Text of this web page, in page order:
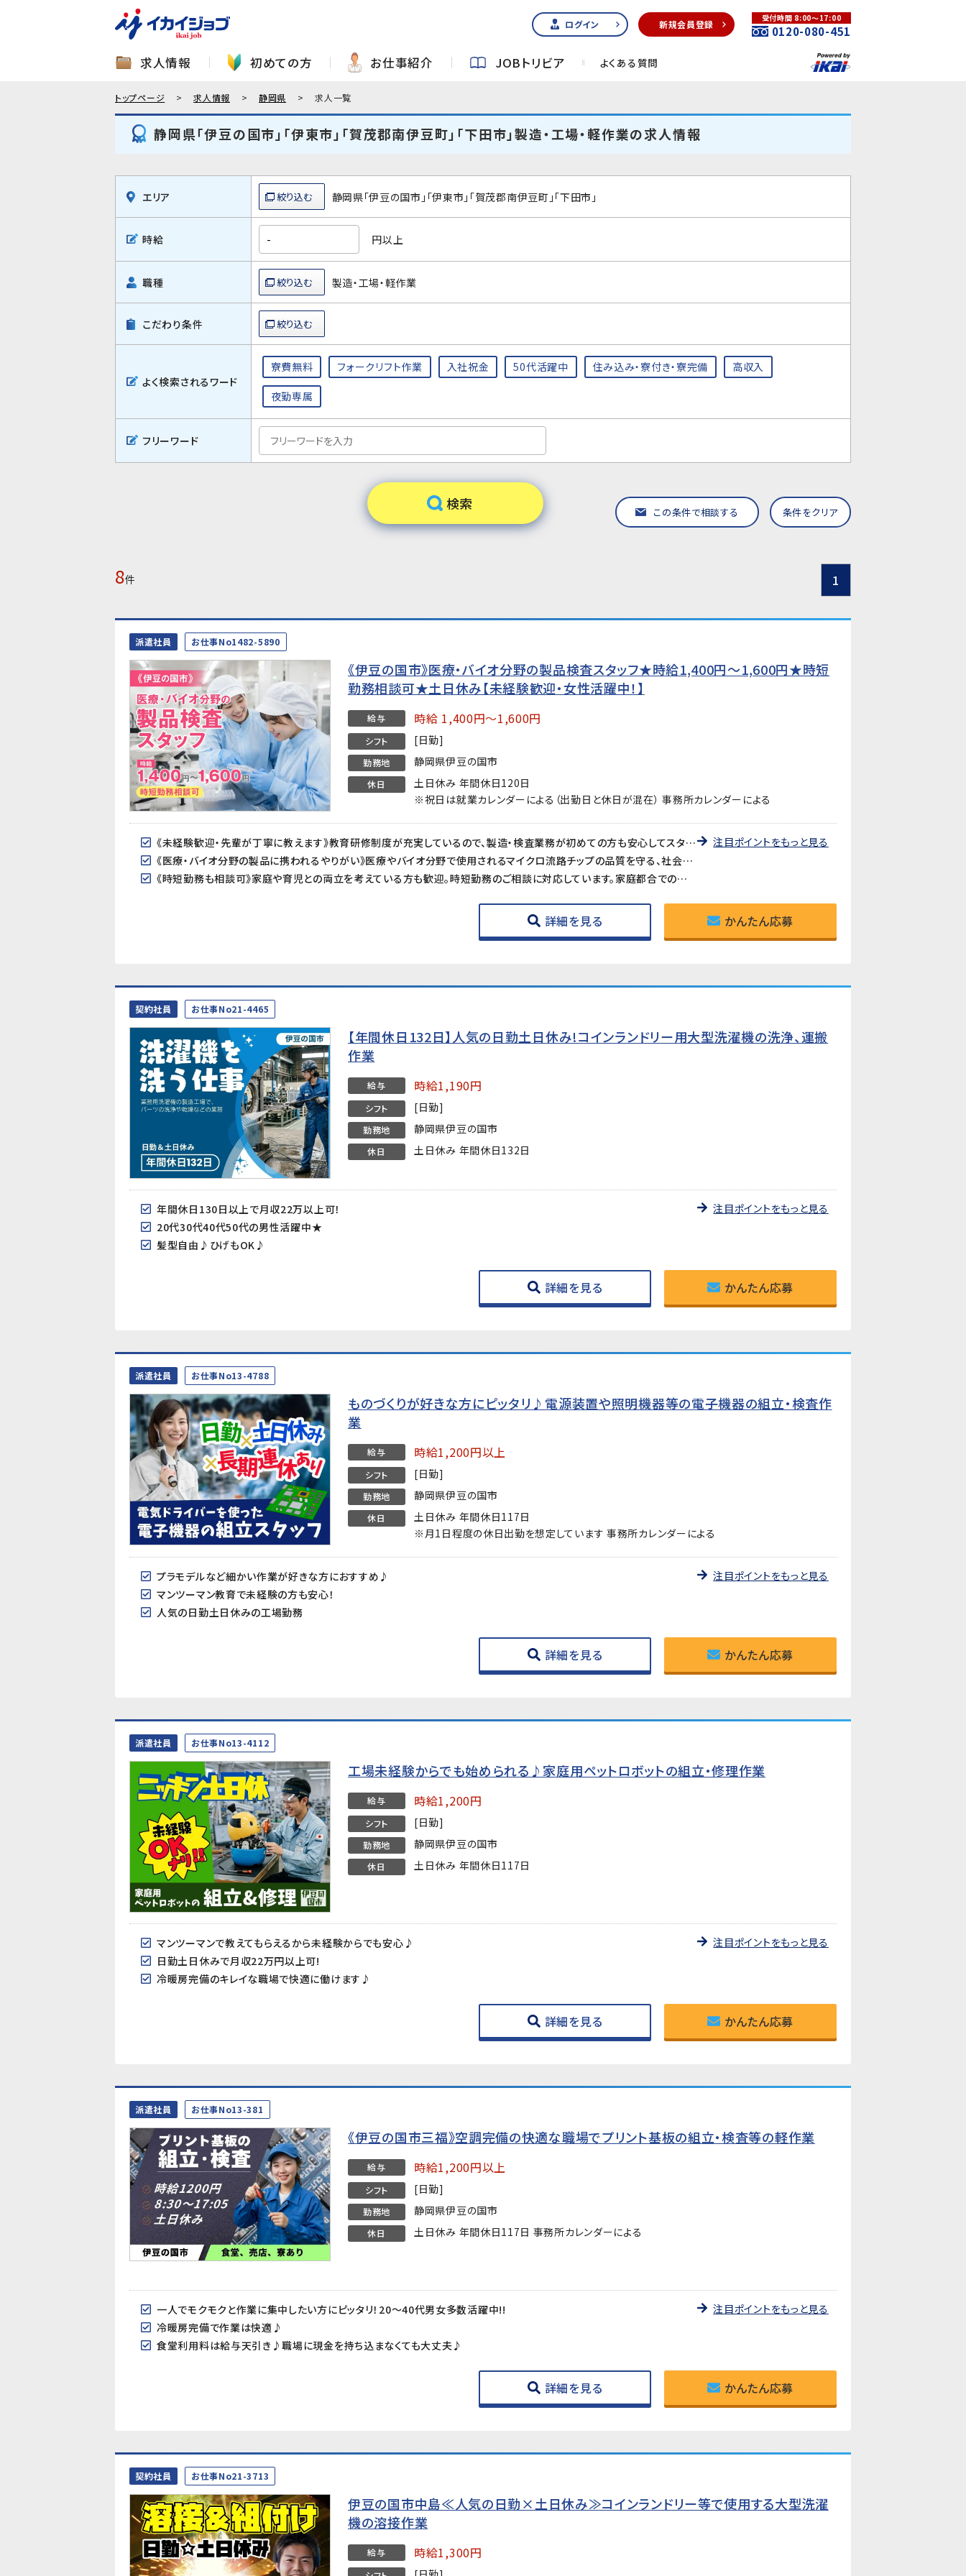
ログイン 新規会員登録
受付時間 8:00～17:00
0120-080-451
求人情報 初めての方 お仕事紹介 JOBトリビア よくある質問
トップページ 求人情報 静岡県 求人一覧
静岡県「伊豆の国市」「伊東市」「賀茂郡南伊豆町」「下田市」製造・工場・軽作業の求人情報
エリア 静岡県「伊豆の国市」「伊東市」「賀茂郡南伊豆町」「下田市」
時給 円以上
職種 製造・工場・軽作業
こだわり条件
よく検索されるワード
寮費無料 フォークリフト作業 入社祝金 50代活躍中 住み込み・寮付き・寮完備 高収入
夜勤専属
フリーワード
この条件で相談する 条件をクリア
8件 1
派遣社員 お仕事No1482-5890
《伊豆の国市》医療・バイオ分野の製品検査スタッフ★時給1,400円〜1,600円★時短
勤務相談可★土日休み【未経験歓迎・女性活躍中！】
給与 時給 1,400円～1,600円
シフト [日勤]
勤務地 静岡県伊豆の国市
休日
土日休み 年間休日120日
※祝日は就業カレンダーによる（出勤日と休日が混在） 事務所カレンダーによる
《未経験歓迎・先輩が丁寧に教えます》教育研修制度が充実しているので、製造・検査業務が初めての方も安心してスタートできます。アットホームな職場で長く働きやすい環境です。
《医療・バイオ分野の製品に携われるやりがい》医療やバイオ分野で使用されるマイクロ流路チップの品質を守る、社会に貢献できるお仕事です。クリーンルームでの作業で清潔な環境が保たれています。
《時短勤務も相談可》家庭や育児との両立を考えている方も歓迎。時短勤務のご相談に対応しています。家庭都合での休みも取りやすい職場です。
注目ポイントをもっと見る
詳細を見る かんたん応募
契約社員 お仕事No21-4465
【年間休日132日】人気の日勤土日休み!コインランドリー用大型洗濯機の洗浄、運搬
作業
給与 時給1,190円
シフト [日勤]
勤務地 静岡県伊豆の国市
休日 土日休み 年間休日132日
年間休日130日以上で月収22万以上可！
20代30代40代50代の男性活躍中★
髪型自由♪ひげもOK♪
注目ポイントをもっと見る
詳細を見る かんたん応募
派遣社員 お仕事No13-4788
ものづくりが好きな方にピッタリ♪電源装置や照明機器等の電子機器の組立・検査作
業
給与 時給1,200円以上
シフト [日勤]
勤務地 静岡県伊豆の国市
休日
土日休み 年間休日117日
※月1日程度の休日出勤を想定しています 事務所カレンダーによる
プラモデルなど細かい作業が好きな方におすすめ♪
マンツーマン教育で未経験の方も安心！
人気の日勤土日休みの工場勤務
注目ポイントをもっと見る
詳細を見る かんたん応募
派遣社員 お仕事No13-4112
工場未経験からでも始められる♪家庭用ペットロボットの組立・修理作業
給与 時給1,200円
シフト [日勤]
勤務地 静岡県伊豆の国市
休日 土日休み 年間休日117日
マンツーマンで教えてもらえるから未経験からでも安心♪
日勤土日休みで月収22万円以上可!
冷暖房完備のキレイな職場で快適に働けます♪
注目ポイントをもっと見る
詳細を見る かんたん応募
派遣社員 お仕事No13-381
《伊豆の国市三福》空調完備の快適な職場でプリント基板の組立・検査等の軽作業
給与 時給1,200円以上
シフト [日勤]
勤務地 静岡県伊豆の国市
休日 土日休み 年間休日117日 事務所カレンダーによる
一人でモクモクと作業に集中したい方にピッタリ！20～40代男女多数活躍中!!
冷暖房完備で作業は快適♪
食堂利用料は給与天引き♪職場に現金を持ち込まなくても大丈夫♪
注目ポイントをもっと見る
詳細を見る かんたん応募
契約社員 お仕事No21-3713
伊豆の国市中島≪人気の日勤×土日休み≫コインランドリー等で使用する大型洗濯
機の溶接作業
給与 時給1,300円